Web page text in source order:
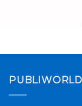
PUBLIWORLD